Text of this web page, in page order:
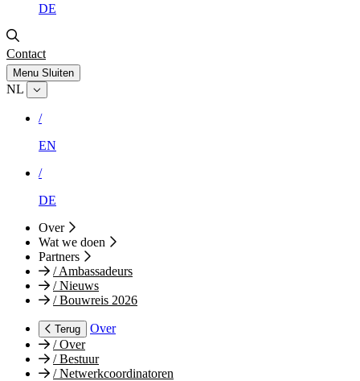
DE
Contact
Menu Sluiten
NL
/
EN
/
DE
Over
Wat we doen
Partners
/Ambassadeurs
/Nieuws
/Bouwreis 2026
Terug
Over
/Over
/Bestuur
/Netwerkcoordinatoren